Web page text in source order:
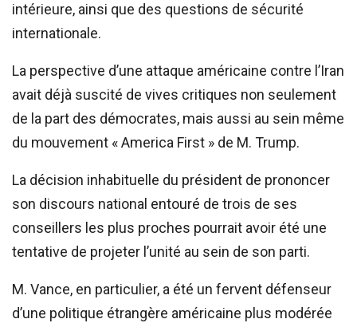
intérieure, ainsi que des questions de sécurité
internationale.
La perspective d’une attaque américaine contre l’Iran
avait déjà suscité de vives critiques non seulement
de la part des démocrates, mais aussi au sein même
du mouvement « America First » de M. Trump.
La décision inhabituelle du président de prononcer
son discours national entouré de trois de ses
conseillers les plus proches pourrait avoir été une
tentative de projeter l’unité au sein de son parti.
M. Vance, en particulier, a été un fervent défenseur
d’une politique étrangère américaine plus modérée